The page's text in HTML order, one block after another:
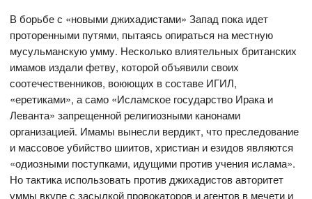
В борьбе с «новыми джихадистами» Запад пока идет
проторенными путями, пытаясь опираться на местную
мусульманскую умму. Несколько влиятельных британских
имамов издали фетву, которой объявили своих
соотечественников, воюющих в составе ИГИЛ,
«еретиками», а само «Исламское государство Ирака и
Леванта» запрещенной религиозными канонами
организацией. Имамы вынесли вердикт, что преследование
и массовое убийство шиитов, христиан и езидов являются
«одиозными поступками, идущими против учения ислама».
Но тактика использовать против джихадистов авторитет
уммы вкупе с засылкой провокаторов и агентов в мечети и